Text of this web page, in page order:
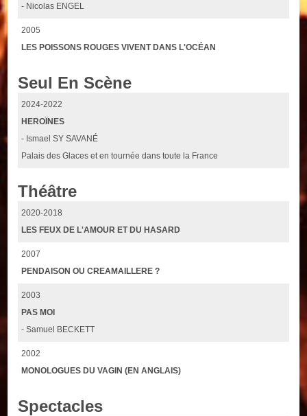
- Nicolas ENGEL
2005
LES POISSONS ROUGES VIVENT DANS L'OCÉAN
Seul En Scène
2024-2022
HEROÏNES
- Ismael SY SAVANÉ
Palais des Glaces et en tournée dans toute la France
Théâtre
2020-2018
LES FEUX DE L'AMOUR ET DU HASARD
2007
PENDAISON OU CREAMAILLERE ?
2003
PAS MOI
- Samuel BECKETT
2002
MONOLOGUES DU VAGIN (EN ANGLAIS)
Spectacles